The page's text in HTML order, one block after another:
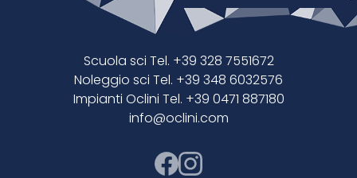
Scuola sci Tel. +39 328 7551672
Noleggio sci Tel. +39 348 6032576
Impianti Oclini Tel. +39 0471 887180
info@oclini.com